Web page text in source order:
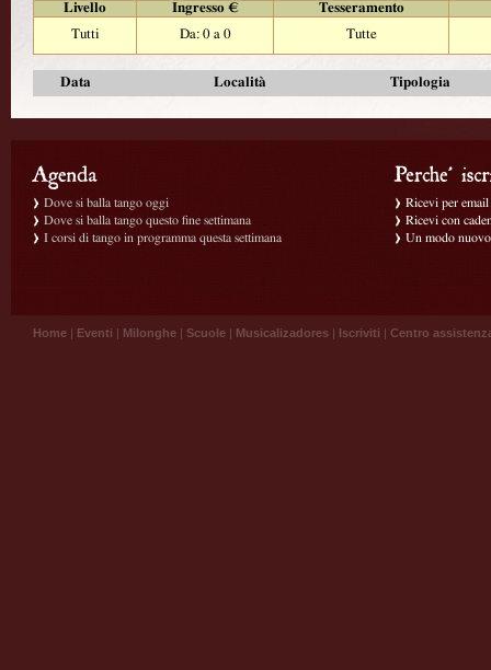
Livello
Ingresso €
Tesseramento
Tutti
Da: 0 a 0 Tutte
Data Località Tipologia
Dove si balla tango oggi
Dove si balla tango questo fine settimana
I corsi di tango in programma questa settimana
Ricevi per
Ricevi con
Un modo
Home | Eventi | Milonghe | Scuole | Musicalizadores | Iscriviti | Centro